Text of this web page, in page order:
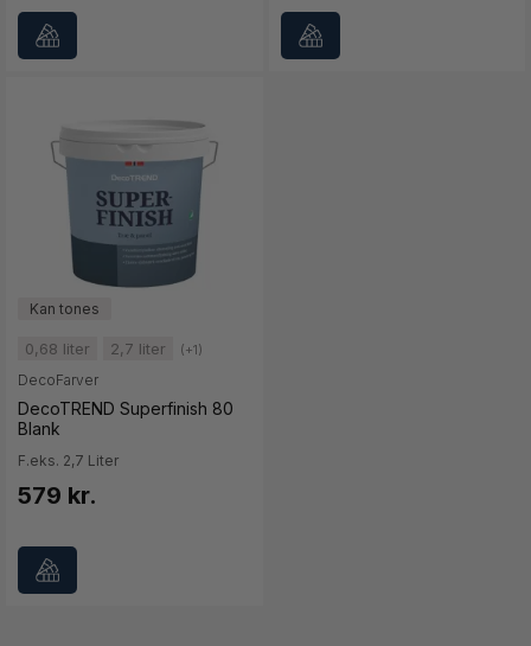
0,68 liter 2,7 liter (+1)
DecoFarver
DecoTREND Superfinish 80
Blank
F.eks. 2,7 Liter
579 kr.